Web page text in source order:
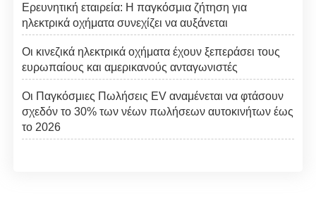
Ερευνητική εταιρεία: Η παγκόσμια ζήτηση για
ηλεκτρικά οχήματα συνεχίζει να αυξάνεται
Οι κινεζικά ηλεκτρικά οχήματα έχουν ξεπεράσει τους
ευρωπαίους και αμερικανούς ανταγωνιστές
Οι Παγκόσμιες Πωλήσεις EV αναμένεται να φτάσουν
σχεδόν το 30% των νέων πωλήσεων αυτοκινήτων έως
το 2026